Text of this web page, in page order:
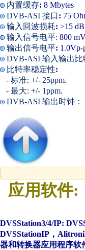
内置缓存: 8 Mbytes
DVB-ASI 接口: 75
输入回波损耗: >15 dB
输入信号电平: 800
输出信号电平: 1.0Vp-
DVB-ASI 输入输出比
比特率稳定性:
- 标准: +/- 25ppm.
- 最大: +/- 1ppm.
DVB-ASI 输出时钟：
应用软件:
DVSStation3/4/IP:
DVSStationIP，
器和转换器应用程序